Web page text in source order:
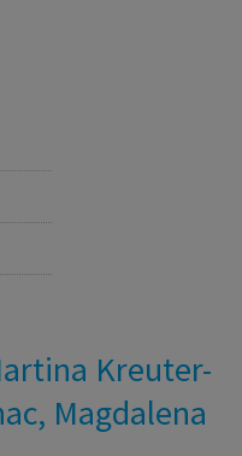
Kreuter-
Magdalena